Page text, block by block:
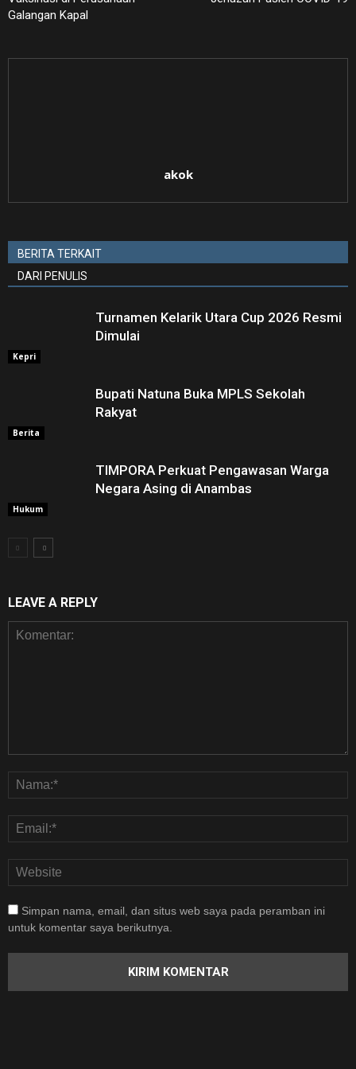
Galangan Kapal
akok
BERITA TERKAIT
DARI PENULIS
Kepri
Turnamen Kelarik Utara Cup 2026 Resmi
Dimulai
Berita
Bupati Natuna Buka MPLS Sekolah
Rakyat
Hukum
TIMPORA Perkuat Pengawasan Warga
Negara Asing di Anambas ‎
LEAVE A REPLY
Simpan nama, email, dan situs web saya pada peramban ini
untuk komentar saya berikutnya.